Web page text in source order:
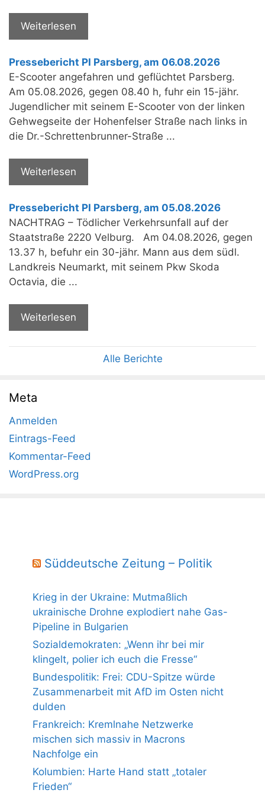
Weiterlesen
Pressebericht PI Parsberg, am 06.08.2026
E-Scooter angefahren und geflüchtet Parsberg.
Am 05.08.2026, gegen 08.40 h, fuhr ein 15-jähr.
Jugendlicher mit seinem E-Scooter von der linken
Gehwegseite der Hohenfelser Straße nach links in
die Dr.-Schrettenbrunner-Straße ...
Weiterlesen
Pressebericht PI Parsberg, am 05.08.2026
NACHTRAG – Tödlicher Verkehrsunfall auf der
Staatstraße 2220 Velburg. Am 04.08.2026, gegen
13.37 h, befuhr ein 30-jähr. Mann aus dem südl.
Landkreis Neumarkt, mit seinem Pkw Skoda
Octavia, die ...
Weiterlesen
Alle Berichte
Meta
Anmelden
Eintrags-Feed
Kommentar-Feed
WordPress.org
Süddeutsche Zeitung – Politik
Krieg in der Ukraine: Mutmaßlich
ukrainische Drohne explodiert nahe Gas-
Pipeline in Bulgarien
Sozialdemokraten: „Wenn ihr bei mir
klingelt, polier ich euch die Fresse“
Bundespolitik: Frei: CDU-Spitze würde
Zusammenarbeit mit AfD im Osten nicht
dulden
Frankreich: Kremlnahe Netzwerke
mischen sich massiv in Macrons
Nachfolge ein
Kolumbien: Harte Hand statt „totaler
Frieden“